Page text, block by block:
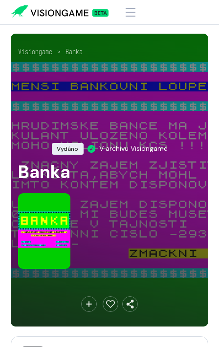
Visiongame > Banka
Vydáno V archivu Visiongame
Banka